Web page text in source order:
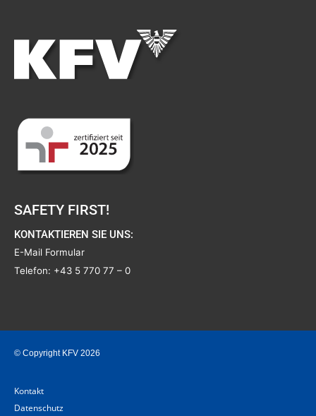
SAFETY FIRST!
KONTAKTIEREN SIE UNS:
E-Mail Formular
Telefon: +43 5 770 77 – 0
© Copyright KFV 2026
Kontakt
Datenschutz